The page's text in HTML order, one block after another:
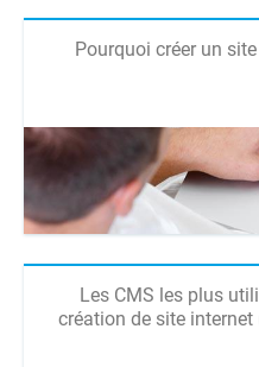
Pourquoi créer un
Les CMS les plus
création de site internet